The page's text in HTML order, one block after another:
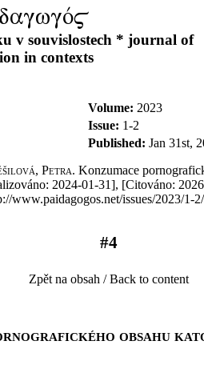
v souvislostech * journal of
in contexts
Volume: 2023
Issue: 1-2
Published: Jan 31st,
Petra. Konzumace
: 2024-01-31], [Citováno:
www.paidagogos.net/issues/2023/1-
#4
Zpět na obsah / Back to content
obsahu